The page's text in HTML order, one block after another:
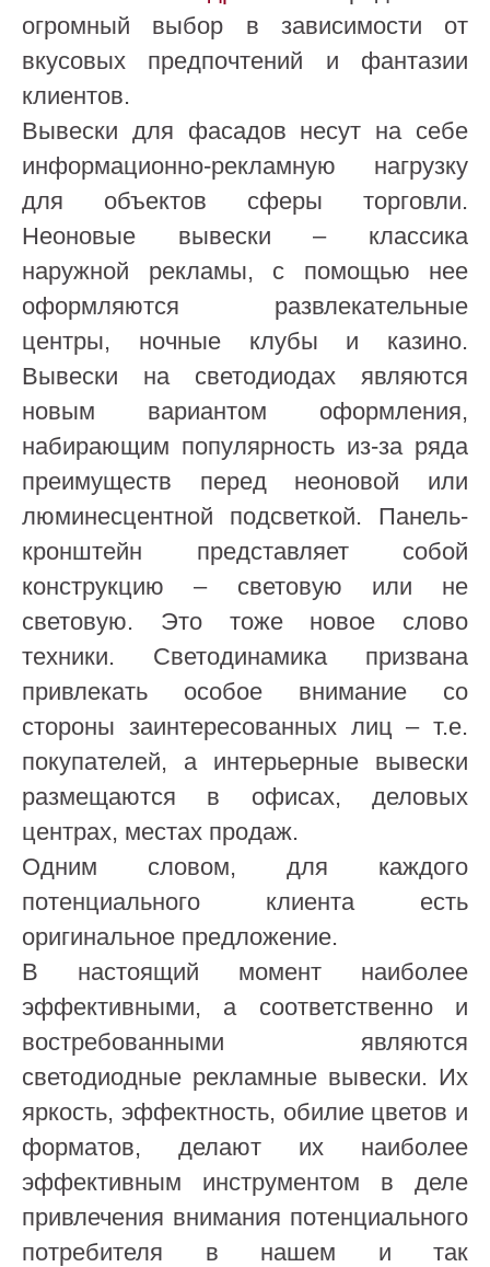
огромный выбор в зависимости от
вкусовых предпочтений и фантазии
клиентов.
Вывески для фасадов несут на себе
информационно-рекламную нагрузку
для объектов сферы торговли.
Неоновые вывески – классика
наружной рекламы, с помощью нее
оформляются развлекательные
центры, ночные клубы и казино.
Вывески на светодиодах являются
новым вариантом оформления,
набирающим популярность из-за ряда
преимуществ перед неоновой или
люминесцентной подсветкой. Панель-
кронштейн представляет собой
конструкцию – световую или не
световую. Это тоже новое слово
техники. Светодинамика призвана
привлекать особое внимание со
стороны заинтересованных лиц – т.е.
покупателей, а интерьерные вывески
размещаются в офисах, деловых
центрах, местах продаж.
Одним словом, для каждого
потенциального клиента есть
оригинальное предложение.
В настоящий момент наиболее
эффективными, а соответственно и
востребованными являются
светодиодные рекламные вывески. Их
яркость, эффектность, обилие цветов и
форматов, делают их наиболее
эффективным инструментом в деле
привлечения внимания потенциального
потребителя в нашем и так